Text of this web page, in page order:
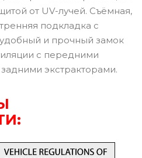
от UV-лучей. Съёмная,
подкладка с
и прочный замок
с передними
экстракторами.